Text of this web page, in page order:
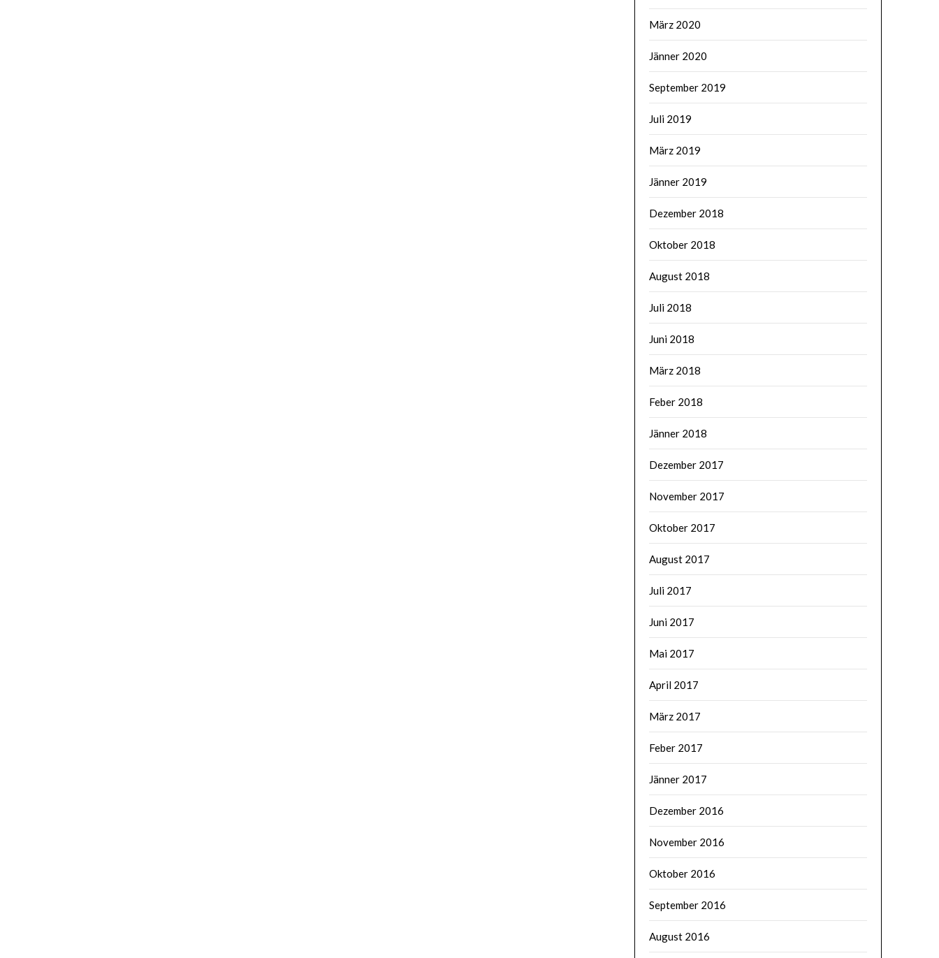
März 2020
Jänner 2020
September 2019
Juli 2019
März 2019
Jänner 2019
Dezember 2018
Oktober 2018
August 2018
Juli 2018
Juni 2018
März 2018
Feber 2018
Jänner 2018
Dezember 2017
November 2017
Oktober 2017
August 2017
Juli 2017
Juni 2017
Mai 2017
April 2017
März 2017
Feber 2017
Jänner 2017
Dezember 2016
November 2016
Oktober 2016
September 2016
August 2016